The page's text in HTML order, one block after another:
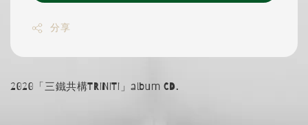
分享
2020「三鐵共構TRiNiTi」album CD.